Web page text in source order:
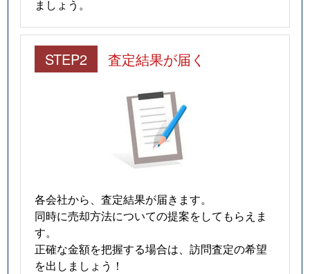
ましょう。
STEP2 査定結果が届く
各会社から、査定結果が届きます。
同時に売却方法についての提案をしてもらえま
す。
正確な金額を把握する場合は、訪問査定の希望
を出しましょう！